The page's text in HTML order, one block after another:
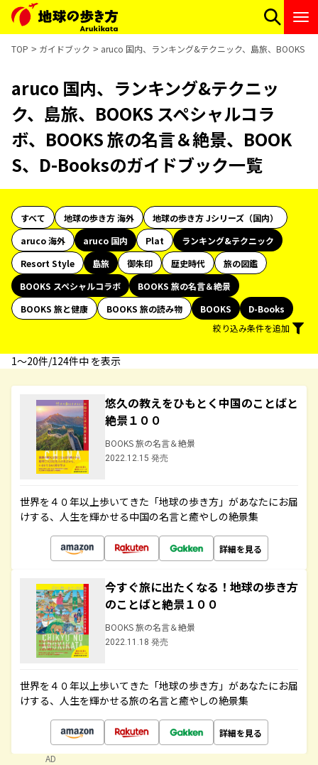
TOP ガイドブック aruco 国内、ランキング&テクニック、島旅、BOOKS
aruco 国内、ランキング&テクニッ
ク、島旅、BOOKS スペシャルコラ
ボ、BOOKS 旅の名言＆絶景、BOOK
S、D-Booksのガイドブック一覧
すべて 地球の歩き方 海外
地球の歩き方 Jシリーズ（国内）
aruco 海外
aruco 国内 Plat
ランキング&テクニック
Resort Style
島旅 御朱印 歴史時代
旅の図鑑
BOOKS スペシャルコラボ
BOOKS 旅の名言＆絶景
BOOKS 旅と健康
BOOKS 旅の読み物 BOOKS
D-Books
絞り込み条件を追加
1〜20件/124件中 を表示
悠久の教えをひもとく中国のことばと
絶景１００
BOOKS 旅の名言＆絶景
2022.12.15 発売
世界を４０年以上歩いてきた「地球の歩き方」があなたにお届
けする、人生を輝かせる中国の名言と癒やしの絶景集
詳細を見る
今すぐ旅に出たくなる！地球の歩き方
のことばと絶景１００
BOOKS 旅の名言＆絶景
2022.11.18 発売
世界を４０年以上歩いてきた「地球の歩き方」があなたにお届
けする、人生を輝かせる旅の名言と癒やしの絶景集
詳細を見る
AD